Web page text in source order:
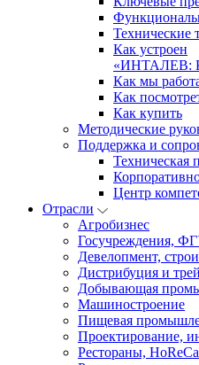
Технические
Как устроен
«ИНТАЛЕВ:
Как мы
Как
Как купить
Методические
Поддержка и
Техническая
Центр
Отрасли
Агробизнес
Госучреждения,
Девелопмент,
Дистрибуция и
Добывающая
Машиностроение
Пищевая
Проектирование,
Рестораны, HoReCa